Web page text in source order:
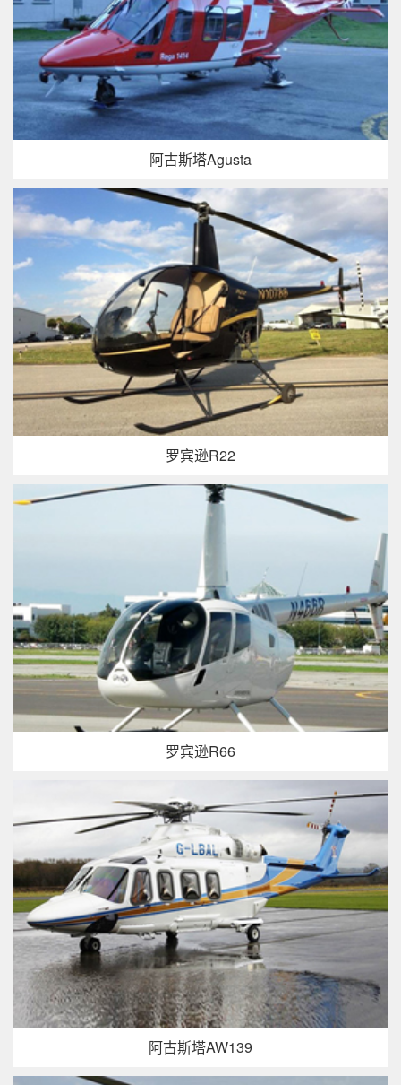
阿古斯塔Agusta
罗宾逊R22
罗宾逊R66
阿古斯塔AW139